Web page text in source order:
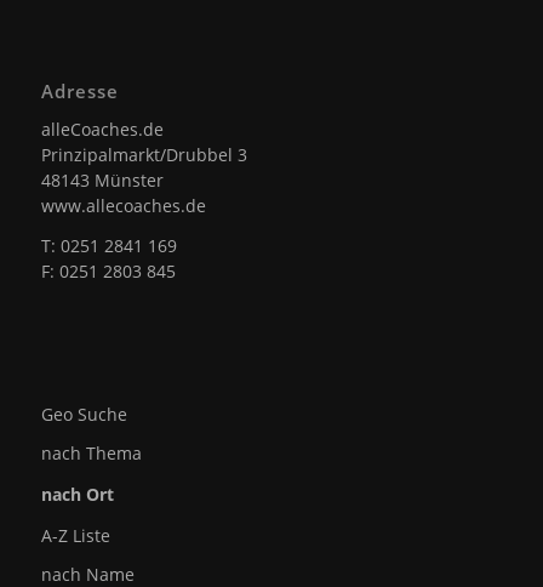
Adresse
alleCoaches.de
Prinzipalmarkt/Drubbel 3
48143 Münster
www.allecoaches.de
T: 0251 2841 169
F: 0251 2803 845
Geo Suche
nach Thema
nach Ort
A-Z Liste
nach Name